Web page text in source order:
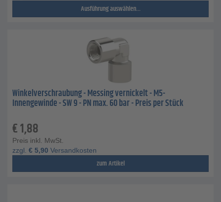
Ausführung auswählen...
Winkelverschraubung - Messing vernickelt - M5-
Innengewinde - SW 9 - PN max. 60 bar - Preis per Stück
€1,88
Preis inkl. MwSt.
zzgl. € 5,90 Versandkosten
zum Artikel